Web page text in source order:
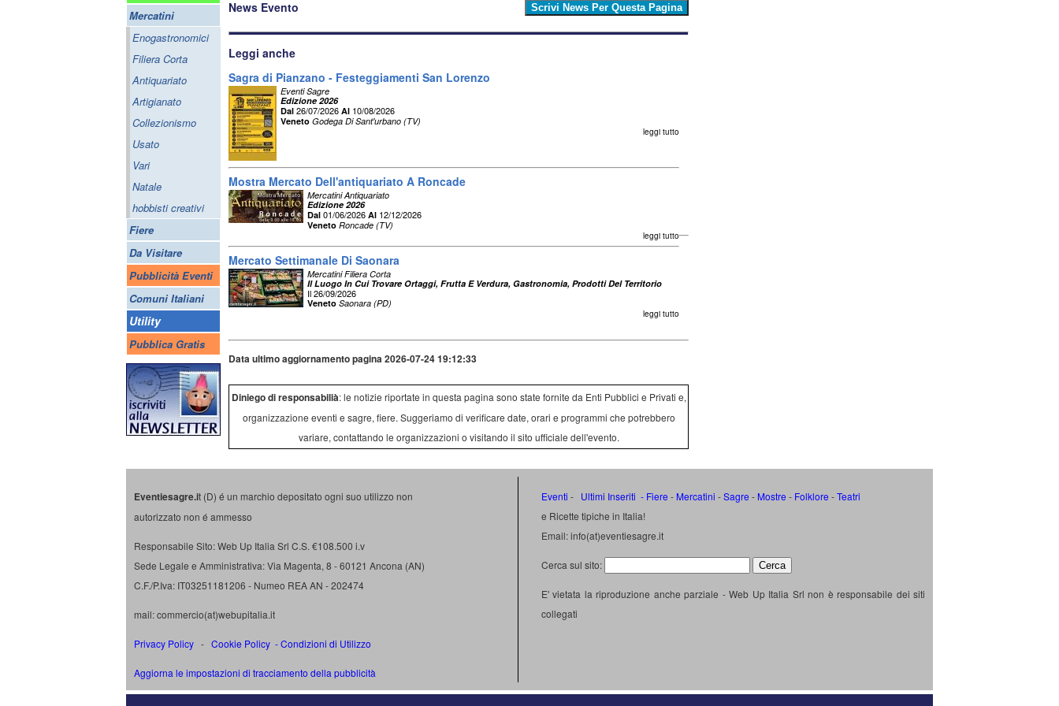
Mercatini
Enogastronomici
Filiera Corta
Antiquariato
Artigianato
Collezionismo
Usato
Vari
Natale
hobbisti creativi
Fiere
Da Visitare
Pubblicità Eventi
Comuni Italiani
Utility
Pubblica Gratis
News Evento
Leggi anche
Sagra di Pianzano - Festeggiamenti San Lorenzo
Eventi Sagre
Edizione 2026
Dal 26/07/2026 Al 10/08/2026
Veneto Godega Di Sant'urbano (TV)
leggi tutto
Mostra Mercato Dell'antiquariato A Roncade
Mercatini Antiquariato
Edizione 2026
Dal 01/06/2026 Al 12/12/2026
Veneto Roncade (TV)
leggi tutto
Mercato Settimanale Di Saonara
Mercatini Filiera Corta
Il Luogo In Cui Trovare Ortaggi, Frutta E Verdura, Gastronomia, Prodotti Del Territorio
Il 26/09/2026
Veneto Saonara (PD)
leggi tutto
Data ultimo aggiornamento pagina 2026-07-24 19:12:33
Diniego di responsabilià: le notizie riportate in questa pagina sono state fornite da Enti Pubblici e Privati e,
organizzazione eventi e sagre, fiere. Suggeriamo di verificare date, orari e programmi che potrebbero
variare, contattando le organizzazioni o visitando il sito ufficiale dell'evento.
Eventiesagre.it (D) é un marchio depositato ogni suo utilizzo non
autorizzato non é ammesso
Responsabile Sito: Web Up Italia Srl C.S. €108.500 i.v
Sede Legale e Amministrativa: Via Magenta, 8 - 60121 Ancona (AN)
C.F./P.Iva: IT03251181206 - Numeo REA AN - 202474
mail: commercio(at)webupitalia.it
Privacy Policy - Cookie Policy -Condizioni di Utilizzo
Aggiorna le impostazioni di tracciamento della pubblicità
Eventi - Ultimi Inseriti - Fiere - Mercatini -Sagre - Mostre - Folklore -Teatri
e Ricette tipiche in Italia!
Email: info(at)eventiesagre.it
Cerca sul sito:
E' vietata la riproduzione anche parziale - Web Up Italia Srl non è responsabile dei siti
collegati